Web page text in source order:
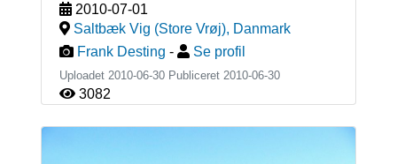
2010-07-01
Saltbæk Vig (Store Vrøj), Danmark
Frank Desting - Se profil
Uploadet 2010-06-30 Publiceret 2010-06-30
3082